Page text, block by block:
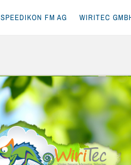
SPEEDIKON FM AG WIRITEC